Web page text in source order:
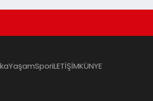
YaşamSporiLETİŞİMKÜNYE